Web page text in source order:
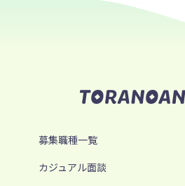
募集職種一覧
カジュアル面談